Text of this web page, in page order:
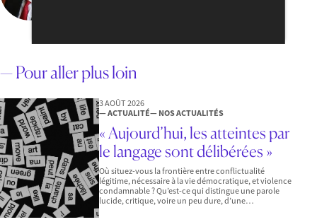
— Pour aller plus loin
3 AOÛT 2026
— ACTUALITÉ— NOS ACTUALITÉS
« Aujourd’hui, les atteintes par
le langage sont délibérées »
Où situez-vous la frontière entre conflictualité
légitime, nécessaire à la vie démocratique, et violence
condamnable ? Qu’est-ce qui distingue une parole
lucide, critique, voire un peu dure, d’une…